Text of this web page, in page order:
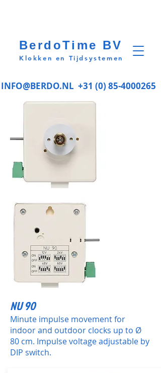
INFO@BERDO.NL +31 (0) 85-4000265
BerdoTime BV
Klokken en Tijdsystemen
NU 90
Minute impulse movement for
indoor and outdoor clocks up to Ø
80 cm. Impulse voltage adjustable by
DIP switch.